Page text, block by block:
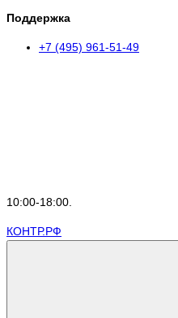
Поддержка
+7 (495) 961-51-49
10:00-18:00.
КОНТР.РФ